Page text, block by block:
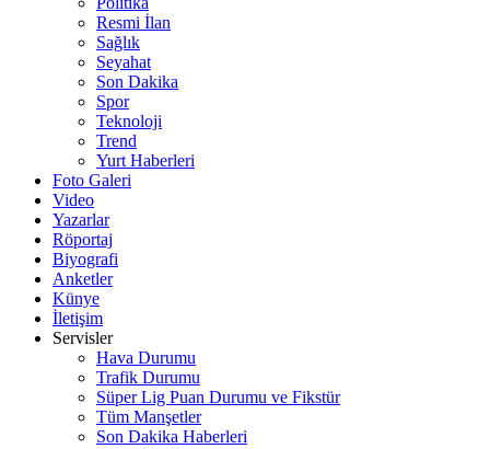
Resmi İlan
Sağlık
Seyahat
Son Dakika
Spor
Teknoloji
Trend
Yurt Haberleri
Foto Galeri
Video
Yazarlar
Röportaj
Biyografi
Anketler
Künye
İletişim
Servisler
Hava Durumu
Trafik Durumu
Süper Lig Puan Durumu ve Fikstür
Tüm Manşetler
Son Dakika Haberleri